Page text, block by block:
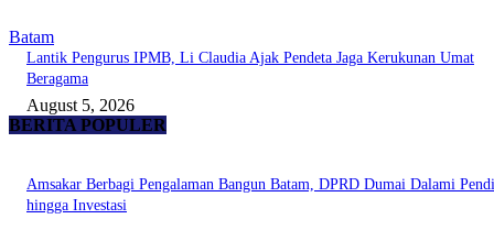
Batam
Lantik Pengurus IPMB, Li Claudia Ajak Pendeta Jaga Kerukunan Umat
Beragama
August 5, 2026
BERITA POPULER
Amsakar Berbagi Pengalaman Bangun Batam, DPRD Dumai Dalami
hingga Investasi